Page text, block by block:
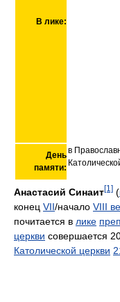
В лике:
День
памяти:
в
Анастасий Синаит[1] (
конец VII/начало VIII
почитается в лике
церкви совершается
Католической церкви